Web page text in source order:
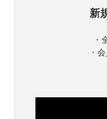
新
・
・